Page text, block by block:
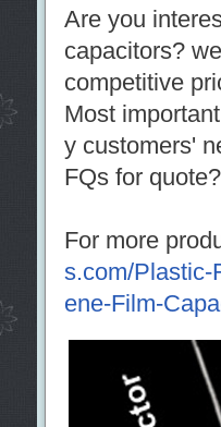
Are you
capacitors?
competitive
Most
y customers'
FQs for
For more
s.com/Plastic-
ene-Film-